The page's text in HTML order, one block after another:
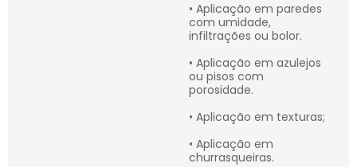
• Aplicação em paredes
com umidade,
infiltrações ou bolor.
• Aplicação em azulejos
ou pisos com
porosidade.
• Aplicação em texturas;
• Aplicação em
churrasqueiras.